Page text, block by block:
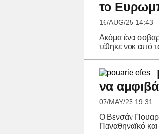
το
16/AUG/25 14:43
Ακόμα ένα
τέθηκε νοκ από
να
07/MAY/25 19:31
Ο Βενσάν
Παναθηναϊκό